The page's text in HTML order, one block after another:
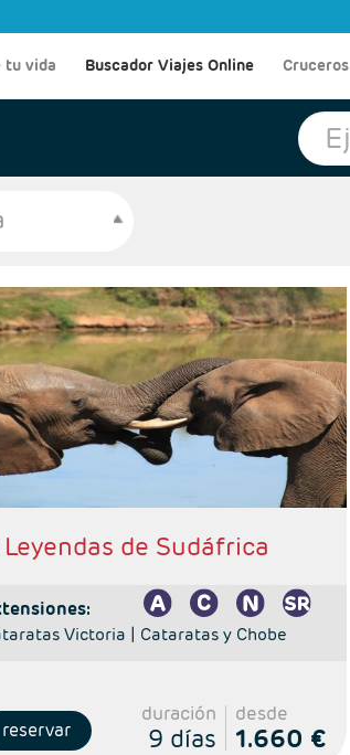
tu vida Buscador Viajes Online Cruceros
Domingos
1 noche Johanesburgo + 2 noches Kruger + 3
Ciudad del Cabo
alojamiento y desayuno + 2 cenas
Classic, Superior, deluxe y Luxury
de Sudáfrica
Victoria | Cataratas y Chobe
reservar
duración
9 días
desde
1.660 €